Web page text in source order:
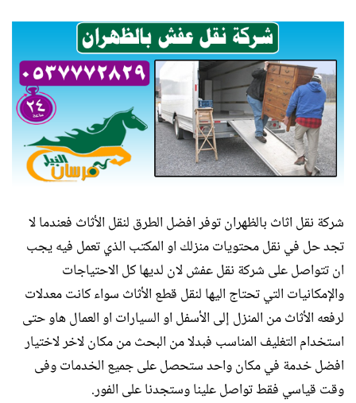
شركة نقل اثاث بالظهران توفر افضل الطرق لنقل الأثاث فعندما لا
تجد حل في نقل محتويات منزلك او المكتب الذي تعمل فيه يجب
ان تتواصل على شركة نقل عفش لان لديها كل الاحتياجات
والإمكانيات التي تحتاج اليها لنقل قطع الأثاث سواء كانت معدلات
لرفعه الأثاث من المنزل إلى الأسفل او السيارات او العمال هاو حتى
استخدام التغليف المناسب فبدلا من البحث من مكان لاخر لاختيار
افضل خدمة في مكان واحد ستحصل على جميع الخدمات وفى
وقت قياسي فقط تواصل علينا وستجدنا على الفور.